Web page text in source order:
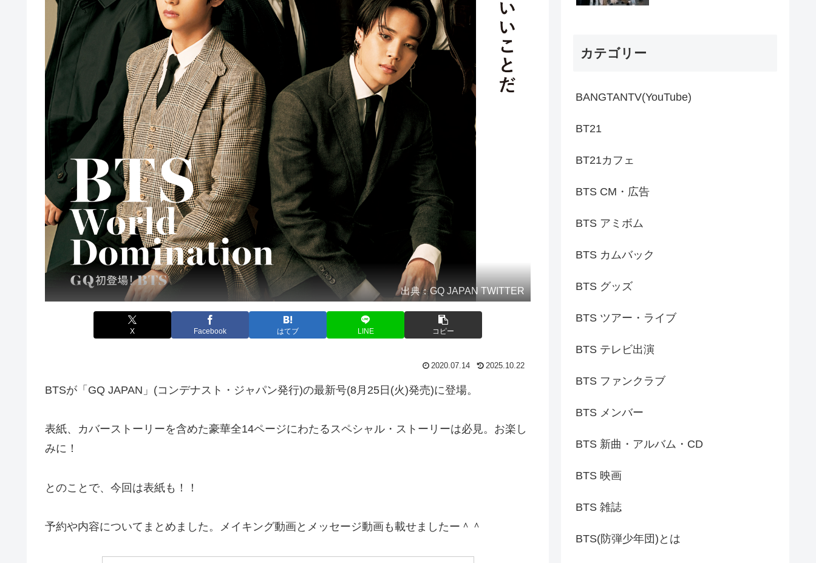
出典：GQ JAPAN TWITTER
X Facebook はてブ LINE コピー
2020.07.14 2025.10.22
BTSが「GQ JAPAN」(コンデナスト・ジャパン発行)の最新号(8月25日(火)発売)に登場。
表紙、カバーストーリーを含めた豪華全14ページにわたるスペシャル・ストーリーは必見。お楽し
みに！
とのことで、今回は表紙も！！
予約や内容についてまとめました。メイキング動画とメッセージ動画も載せましたー＾＾
カテゴリー
BANGTANTV(YouTube)
BT21
BT21カフェ
BTS CM・広告
BTS アミボム
BTS カムバック
BTS グッズ
BTS ツアー・ライブ
BTS テレビ出演
BTS ファンクラブ
BTS メンバー
BTS 新曲・アルバム・CD
BTS 映画
BTS 雑誌
BTS(防弾少年団)とは